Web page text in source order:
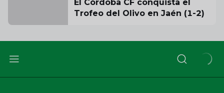
El Córdoba CF conquista el
Trofeo del Olivo en Jaén (1-2)